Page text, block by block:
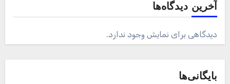
آخرین دیدگاه‌ها
دیدگاهی برای نمایش وجود ندارد.
بایگانی‌ها